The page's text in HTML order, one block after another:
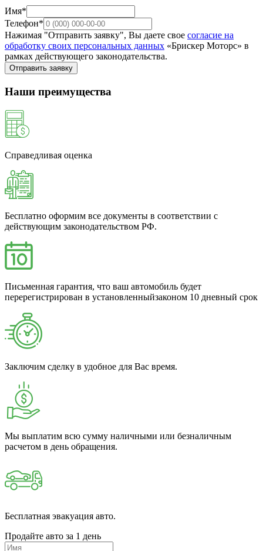
Имя*
Телефон*
Нажимая "Отправить заявку", Вы даете свое согласие на
обработку своих персональных данных «Брискер Моторс» в
рамках действующего законодательства.
Отправить заявку
Наши преимущества
Справедливая оценка
Бесплатно оформим все документы в соответствии с
действующим законодательством РФ.
Письменная гарантия, что ваш автомобиль будет
перерегистрирован в установленныйзаконом 10 дневный срок
Заключим сделку в удобное для Вас время.
Мы выплатим всю сумму наличными или безналичным
расчетом в день обращения.
Бесплатная эвакуация авто.
Продайте авто за 1 день